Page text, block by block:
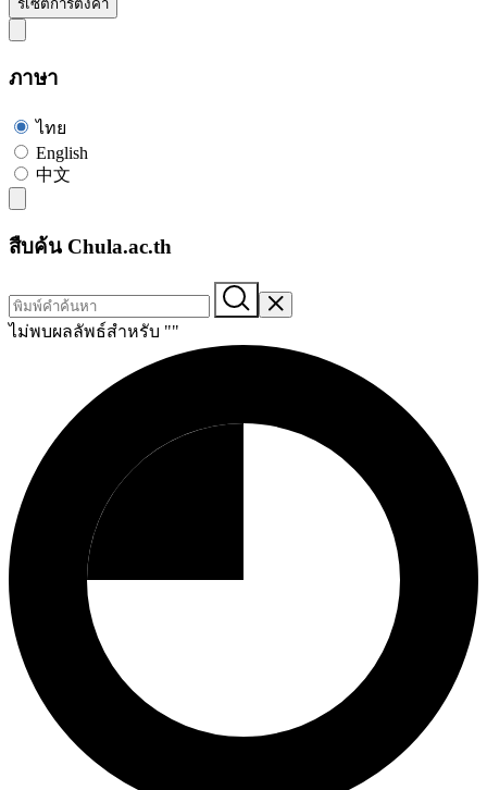
รีเซ็ตการตั้งค่า
ภาษา
ไทย
English
中文
สืบค้น Chula.ac.th
ไม่พบผลลัพธ์สำหรับ ""